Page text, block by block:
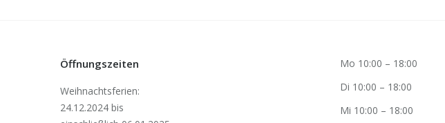
Öffnungszeiten
Weihnachtsferien:
24.12.2024 bis
Mo 10:00 – 18:00
Di 10:00 – 18:00
Mi 10:00 – 18:00